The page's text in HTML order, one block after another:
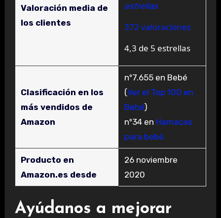
Valoración media de
los clientes
estrellas
372 valoraciones
4,3 de 5 estrellas
Clasificación en los
más vendidos de
Amazon
nº7.655 en Bebé
(Ver el Top 100 en
Bebé)
nº34 en Hamacas
para bebé
Producto en
Amazon.es desde
26 noviembre
2020
Ayúdanos a mejorar